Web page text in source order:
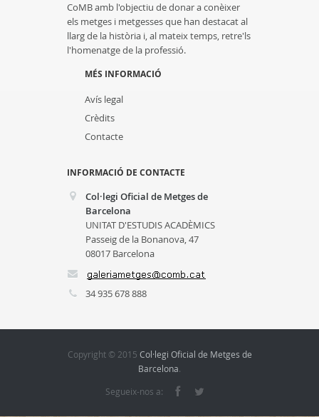
CoMB amb l'objectiu de donar a conèixer
els metges i metgesses que han destacat al
llarg de la història i, al mateix temps, retre'ls
l'homenatge de la professió.
MÉS INFORMACIÓ
Avís legal
Crèdits
Contacte
INFORMACIÓ DE CONTACTE
Col·legi Oficial de Metges de
Barcelona
UNITAT D'ESTUDIS ACADÈMICS
Passeig de la Bonanova, 47
08017 Barcelona
34 935 678 888
Copyright © 2015 Col·legi Oficial de Metges de
Barcelona.
Segueix-nos a: